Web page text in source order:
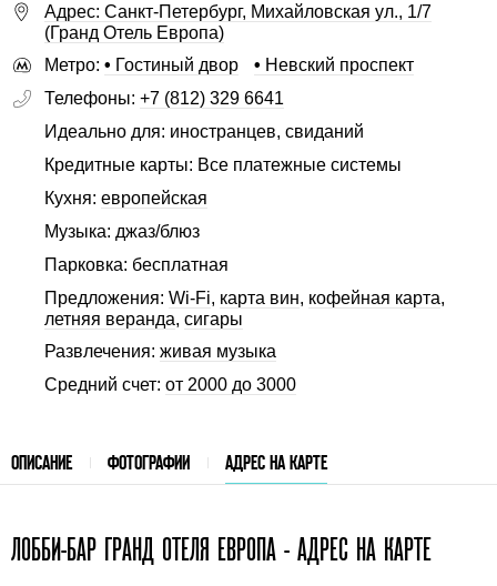
Адрес: Санкт-Петербург, Михайловская ул., 1/7
(Гранд Отель Европа)
Метро: • Гостиный двор • Невский проспект
Телефоны: +7 (812) 329 6641
Идеально для: иностранцев, свиданий
Кредитные карты: Все платежные системы
Кухня: европейская
Музыка: джаз/блюз
Парковка: бесплатная
Предложения: Wi-Fi, карта вин, кофейная карта,
летняя веранда, сигары
Развлечения: живая музыка
Средний счет: от 2000 до 3000
ОПИСАНИЕ ФОТОГРАФИИ АДРЕС НА КАРТЕ
ЛОББИ-БАР ГРАНД ОТЕЛЯ ЕВРОПА - АДРЕС НА КАРТЕ